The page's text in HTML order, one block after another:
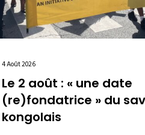
4 Août 2026
Le 2 août : « une date
(re)fondatrice » du
kongolais